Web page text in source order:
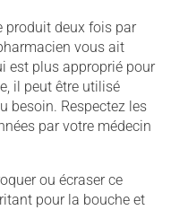
produit deux fois par
vous ait
est plus approprié pour
il peut être utilisé
besoin. Respectez les
par votre médecin
ou écraser ce
pour la bouche et